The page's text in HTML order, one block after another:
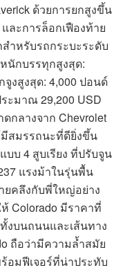
ด้วยการยกสูงขึ้น
ละการล็อกเฟืองท้าย
ำหรับรถกระบะระดับ
นักบรรทุกสูงสุด:
งสูงสุด: 4,000 ปอนด์
ะมาณ 29,200 USD
กลางจาก Chevrolet
สมรรถนะที่ดียิ่งขึ้น
บบ 4 สูบเรียง ที่ปรับจูน
แรงม้าในรุ่นพื้น
คลึงกับพี่ใหญ่อย่าง
Colorado มีราคาที่
งบนถนนและเส้นทาง
ถือว่ามีความล้ำสมัย
อมฟีเจอร์ที่น่าประทับ